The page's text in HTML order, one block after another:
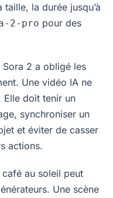
la durée jusqu’à
2-pro pour des
2 a obligé les
Une vidéo IA ne
Elle doit tenir un
synchroniser un
et éviter de casser
actions.
au soleil peut
Une scène